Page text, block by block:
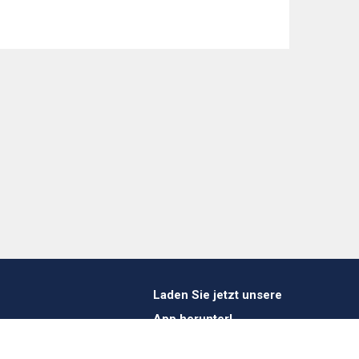
Laden Sie jetzt unsere
App herunter!